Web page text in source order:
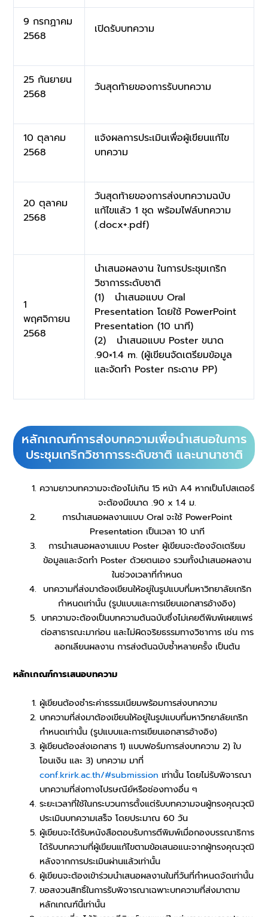
9 กรกฏาคม
2568
เปิดรับบทความ
25 กันยายน
2568
วันสุดท้ายของการรับบทความ
10 ตุลาคม
2568
แจ้งผลการประเมินเพื่อผู้เขียนแก้ไข
บทความ
20 ตุลาคม
2568
วันสุดท้ายของการส่งบทความฉบับ
แก้ไขแล้ว 1 ชุด พร้อมไฟล์บทความ
(.docx+.pdf)
1
พฤศจิกายน
2568
นำเสนอผลงาน ในการประชุมเกริก
วิชาการระดับชาติ
(1) นำเสนอแบบ Oral
Presentation โดยใช้ PowerPoint
Presentation (10 นาที)
(2) นำเสนอแบบ Poster ขนาด
.90×1.4 m. (ผู้เขียนจัดเตรียมข้อมูล
และจัดทำ Poster กระดาษ PP)
หลักเกณฑ์การส่งบทความเพื่อนําเสนอในการ
ประชุมเกริกวิชาการระดับชาติ และนานาชาติ
ความยาวบทความจะต้องไม่เกิน 15 หน้า A4 หากเป็นโปสเตอร์
จะต้องมีขนาด .90 x 1.4 ม.
การนำเสนอผลงานแบบ Oral จะใช้ PowerPoint
Presentation เป็นเวลา 10 นาที
การนำเสนอผลงานแบบ Poster ผู้เขียนจะต้องจัดเตรียม
ข้อมูลและจัดทำ Poster ด้วยตนเอง รวมทั้งนำเสนอผลงาน
ในช่วงเวลาที่กำหนด
บทความที่ส่งมาต้องเขียนให้อยู่ในรูปแบบที่มหาวิทยาลัยเกริก
กำหนดเท่านั้น (รูปแบบและการเขียนเอกสารอ้างอิง)
บทความจะต้องเป็นบทความต้นฉบับซึ่งไม่เคยตีพิมพ์เผยแพร่
ต่อสาธารณะมาก่อน และไม่ผิดจริยธรรมทางวิชาการ เช่น การ
ลอกเลียนผลงาน การส่งต้นฉบับซ้ำหลายครั้ง เป็นต้น
หลักเกณฑ์การเสนอบทความ
ผู้เขียนต้องชำระค่าธรรมเนียมพร้อมการส่งบทความ
บทความที่ส่งมาต้องเขียนให้อยู่ในรูปแบบที่มหาวิทยาลัยเกริก
กำหนดเท่านั้น (รูปแบบและการเขียนเอกสารอ้างอิง)
ผู้เขียนต้องส่งเอกสาร 1) แบบฟอร์มการส่งบทความ 2) ใบ
โอนเงิน และ 3) บทความ มาที่
conf.krirk.ac.th/#submission เท่านั้น โดยไม่รับพิจารณา
บทความที่ส่งทางไปรษณีย์หรือช่องทางอื่น ๆ
ระยะเวลาที่ใช้ในกระบวนการตั้งแต่รับบทความจนผู้ทรงคุณวุฒิ
ประเมินบทความเสร็จ โดยประมาณ 60 วัน
ผู้เขียนจะได้รับหนังสือตอบรับการตีพิมพ์เมื่อกองบรรณาธิการ
ได้รับบทความที่ผู้เขียนแก้ไขตามข้อเสนอแนะจากผู้ทรงคุณวุฒิ
หลังจากการประเมินผ่านแล้วเท่านั้น
ผู้เขียนจะต้องเข้าร่วมนำเสนอผลงานในที่วันที่กำหนดจัดเท่านั้น
ขอสงวนสิทธิ์ในการรับพิจารณาเฉพาะบทความที่ส่งมาตาม
หลักเกณฑ์นี้เท่านั้น